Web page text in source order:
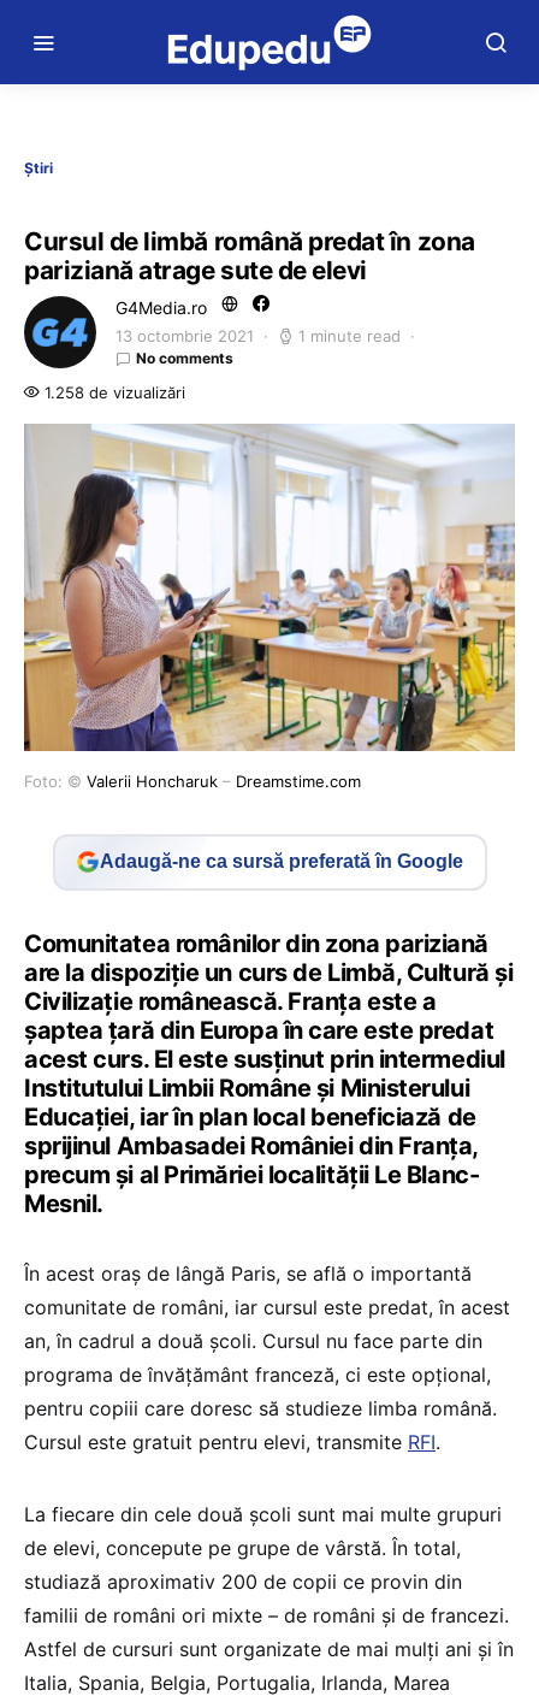
Știri
Cursul de limbă română predat în zona
pariziană atrage sute de elevi
G4Media.ro
13 octombrie 2021 1 minute read
No comments
1.258 de vizualizări
Foto: © Valerii Honcharuk – Dreamstime.com
Adaugă-ne ca sursă preferată în Google
Comunitatea românilor din zona pariziană
are la dispoziție un curs de Limbă, Cultură și
Civilizație românească. Franța este a
şaptea ţară din Europa în care este predat
acest curs. El este susținut prin intermediul
Institutului Limbii Române și Ministerului
Educaţiei, iar în plan local beneficiază de
sprijinul Ambasadei României din Franţa,
precum și al Primăriei localităţii Le Blanc-
Mesnil.
În acest oraș de lângă Paris, se află o importantă
comunitate de români, iar cursul este predat, în acest
an, în cadrul a două școli. Cursul nu face parte din
programa de învățământ franceză, ci este opțional,
pentru copiii care doresc să studieze limba română.
Cursul este gratuit pentru elevi, transmite RFI.
La fiecare din cele două școli sunt mai multe grupuri
de elevi, concepute pe grupe de vârstă. În total,
studiază aproximativ 200 de copii ce provin din
familii de români ori mixte – de români și de francezi.
Astfel de cursuri sunt organizate de mai mulţi ani și în
Italia, Spania, Belgia, Portugalia, Irlanda, Marea